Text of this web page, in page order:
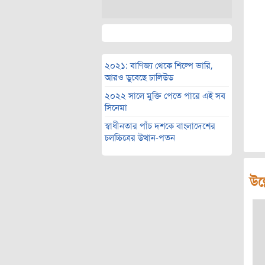
২০২১: বাণিজ্য থেকে শিল্পে ভারি,
আরও ডুবেছে ঢালিউড
২০২২ সালে মুক্তি পেতে পারে এই সব
সিনেমা
স্বাধীনতার পাঁচ দশকে বাংলাদেশের
চলচ্চিত্রের উত্থান-পতন